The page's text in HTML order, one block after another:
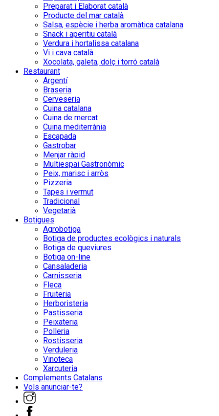
Preparat i Elaborat català
Producte del mar català
Salsa, espècie i herba aromàtica catalana
Snack i aperitiu català
Verdura i hortalissa catalana
Vi i cava català
Xocolata, galeta, dolç i torró català
Restaurant
Argentí
Braseria
Cerveseria
Cuina catalana
Cuina de mercat
Cuina mediterrània
Escapada
Gastrobar
Menjar ràpid
Multiespai Gastronòmic
Peix, marisc i arròs
Pizzeria
Tapes i vermut
Tradicional
Vegetarià
Botigues
Agrobotiga
Botiga de productes ecològics i naturals
Botiga de queviures
Botiga on-line
Cansaladeria
Carnisseria
Fleca
Fruiteria
Herboristeria
Pastisseria
Peixateria
Polleria
Rostisseria
Verduleria
Vinoteca
Xarcuteria
Complements Catalans
Vols anunciar-te?